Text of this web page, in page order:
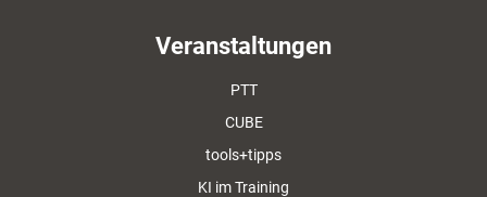
Veranstaltungen
PTT
CUBE
tools+tipps
KI im Training